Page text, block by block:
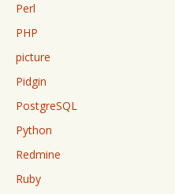
Perl
PHP
picture
Pidgin
PostgreSQL
Python
Redmine
Ruby